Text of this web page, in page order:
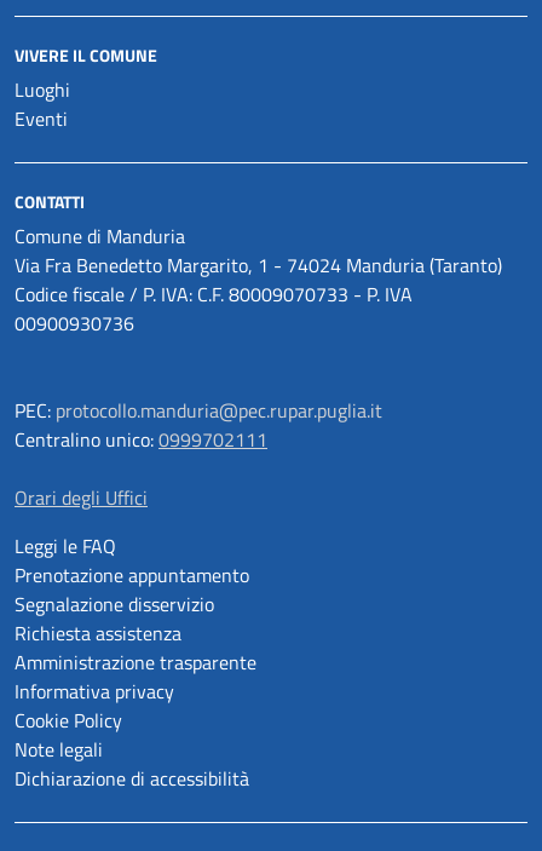
VIVERE IL COMUNE
Luoghi
Eventi
CONTATTI
Comune di Manduria
Via Fra Benedetto Margarito, 1 - 74024 Manduria (Taranto)
Codice fiscale / P. IVA: C.F. 80009070733 - P. IVA
00900930736
PEC: protocollo.manduria@pec.rupar.puglia.it
Centralino unico:0999702111
Orari degli Uffici
Leggi le FAQ
Prenotazione appuntamento
Segnalazione disservizio
Richiesta assistenza
Amministrazione trasparente
Informativa privacy
Cookie Policy
Note legali
Dichiarazione di accessibilità